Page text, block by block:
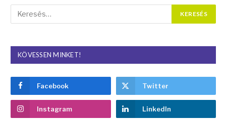
KÖVESSEN MINKET!
Facebook Twitter
Instagram LinkedIn